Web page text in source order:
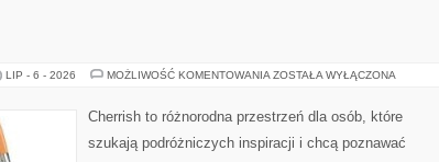
LIP - 6 - 2026 MOŻLIWOŚĆ KOMENTOWANIA ROSJA
ZOSTAŁA WYŁĄCZONA
Cherrish to różnorodna przestrzeń dla osób, które
szukają podróżniczych inspiracji i chcą poznawać